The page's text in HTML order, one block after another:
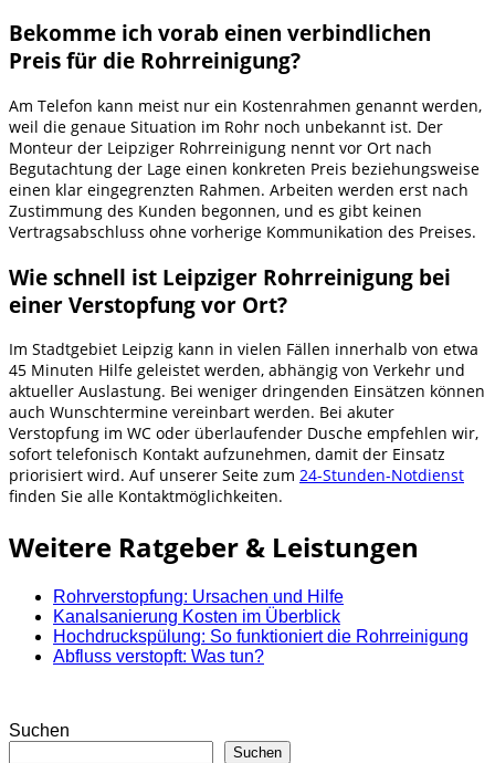
Bekomme ich vorab einen verbindlichen
Preis für die Rohrreinigung?
Am Telefon kann meist nur ein Kostenrahmen genannt werden,
weil die genaue Situation im Rohr noch unbekannt ist. Der
Monteur der Leipziger Rohrreinigung nennt vor Ort nach
Begutachtung der Lage einen konkreten Preis beziehungsweise
einen klar eingegrenzten Rahmen. Arbeiten werden erst nach
Zustimmung des Kunden begonnen, und es gibt keinen
Vertragsabschluss ohne vorherige Kommunikation des Preises.
Wie schnell ist Leipziger Rohrreinigung bei
einer Verstopfung vor Ort?
Im Stadtgebiet Leipzig kann in vielen Fällen innerhalb von etwa
45 Minuten Hilfe geleistet werden, abhängig von Verkehr und
aktueller Auslastung. Bei weniger dringenden Einsätzen können
auch Wunschtermine vereinbart werden. Bei akuter
Verstopfung im WC oder überlaufender Dusche empfehlen wir,
sofort telefonisch Kontakt aufzunehmen, damit der Einsatz
priorisiert wird. Auf unserer Seite zum 24-Stunden-Notdienst
finden Sie alle Kontaktmöglichkeiten.
Weitere Ratgeber & Leistungen
Rohrverstopfung: Ursachen und Hilfe
Kanalsanierung Kosten im Überblick
Hochdruckspülung: So funktioniert die Rohrreinigung
Abfluss verstopft: Was tun?
Suchen
Suchen